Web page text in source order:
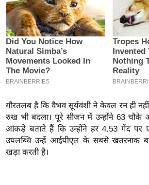
इ
म
ई
-
पे
प
मि
सा
ल
बे
गौरतलब है कि वैभव सूर्यवंशी ने केवल रन ही
रुख भी बदला। पूरे सीजन में उन्होंने 63 चौके
आंकड़े बताते हैं कि उन्होंने हर 4.53 गेंद पर
उपलब्धि उन्हें आईपीएल के सबसे खतरनाक
खड़ा करती है।